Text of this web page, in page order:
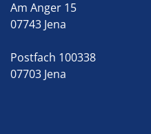
Am Anger 15
07743 Jena
Postfach 100338
07703 Jena